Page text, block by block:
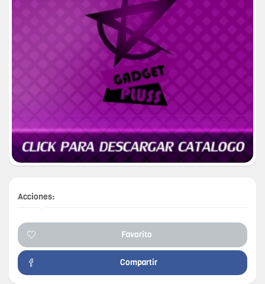
Acciones:
Favorito
Compartir